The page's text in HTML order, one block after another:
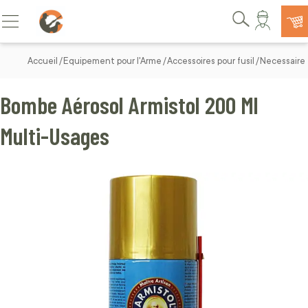
Allez au contenu
Basculer la navigation
Rechercher
Accueil Equipement pour l'Arme Accessoires pour fusil
Bombe Aérosol Armistol 200 Ml
Multi-Usages